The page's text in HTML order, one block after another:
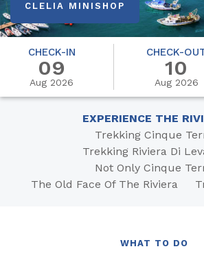
CLELIA MINISHOP
CHECK-IN
09
Aug 2026
CHECK-
10
Aug 2026
EXPERIENCE THE
Trekking Cinque
Trekking Riviera Di
Not Only Cinque
The Old Face Of The Riviera
WHAT TO DO